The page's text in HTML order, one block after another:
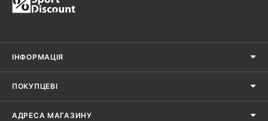
ІНФОРМАЦІЯ
ПОКУПЦЕВІ
АДРЕСА МАГАЗИНУ